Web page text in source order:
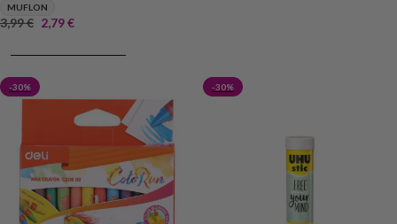
MUFLON
3,99€ 2,79€
-30% -30%